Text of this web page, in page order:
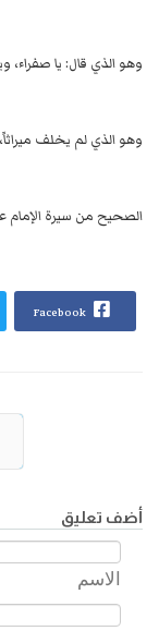
وهو الذي قال: يا صفراء،
وهو الذي لم يخلف ميراثاً،
الصحيح من سيرة الإمام
أضف تعليق
الاسم